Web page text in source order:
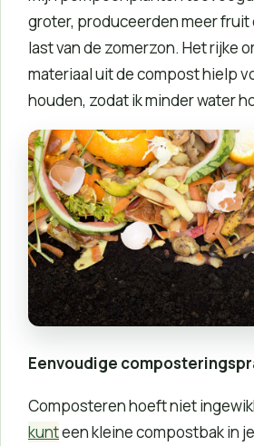
groter, produceerden meer fruit
last van de zomerzon. Het rijke
materiaal uit de compost hielp
houden, zodat ik minder water
Eenvoudige
Composteren hoeft niet
kunteen kleine compostbak in